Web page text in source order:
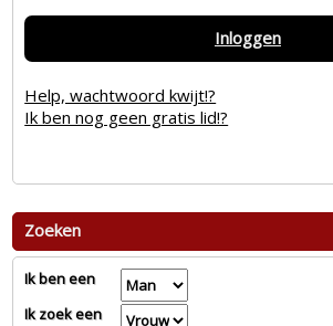
Inloggen
Help, wachtwoord kwijt!?
Ik ben nog geen gratis lid!?
Zoeken
Ik ben een
Ik zoek een